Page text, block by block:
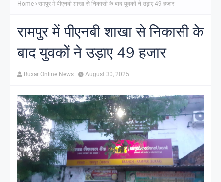
Home रामपुर में पीएनबी शाखा से निकासी के बाद युवकों ने उड़ाए 49 हजार
रामपुर में पीएनबी शाखा से निकासी के
बाद युवकों ने उड़ाए 49 हजार
Buxar Online News August 30, 2025